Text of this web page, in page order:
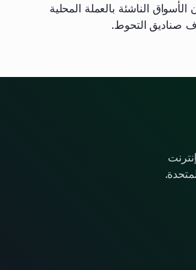
الناشئة بالعملة المحلية
صناديق التحوط.